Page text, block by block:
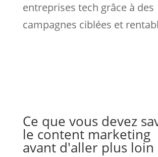
entreprises tech grâce à des
campagnes ciblées et
Ce que vous devez
le content marketing
avant d'aller plus loin